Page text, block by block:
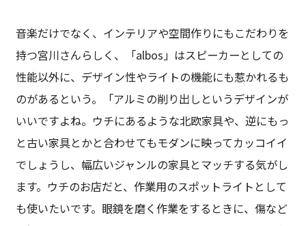
音楽だけでなく、インテリアや空間作りにもこだわりを
持つ宮川さんらしく、「albos」はスピーカーとしての
性能以外に、デザイン性やライトの機能にも惹かれるも
のがあるという。「アルミの削り出しというデザインが
いいですよね。ウチにあるような北欧家具や、逆にもっ
と古い家具とかと合わせてもモダンに映ってカッコイイ
でしょうし、幅広いジャンルの家具とマッチする気がし
ます。ウチのお店だと、作業用のスポットライトとして
も使いたいです。眼鏡を磨く作業をするときに、傷など